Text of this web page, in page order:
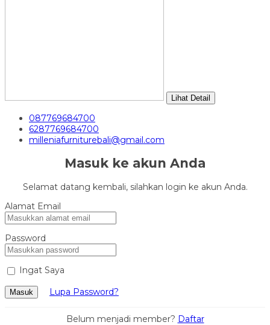
Lihat Detail
087769684700
6287769684700
milleniafurniturebali@gmail.com
Masuk ke akun Anda
Selamat datang kembali, silahkan login ke akun Anda.
Alamat Email
Password
Ingat Saya
Masuk Lupa Password?
Belum menjadi member? Daftar